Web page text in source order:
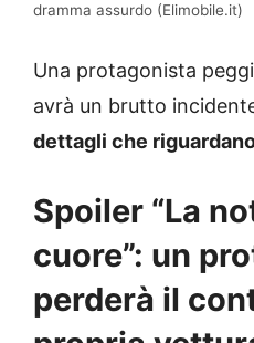
dramma assurdo (Elimobile.it)
Una protagonista
avrà un brutto
dettagli che
Spoiler “La
cuore”: un
perderà il